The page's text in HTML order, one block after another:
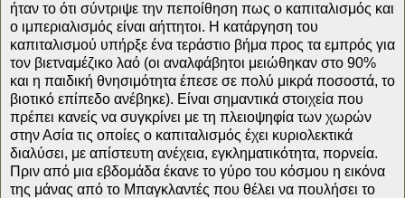
ήταν το ότι σύντριψε την πεποίθηση πως ο καπιταλισμός και
ο ιμπεριαλισμός είναι αήττητοι. Η κατάργηση του
καπιταλισμού υπήρξε ένα τεράστιο βήμα προς τα εμπρός για
τον βιετναμέζικο λαό (οι αναλφάβητοι μειώθηκαν στο 90%
και η παιδική θνησιμότητα έπεσε σε πολύ μικρά ποσοστά, το
βιοτικό επίπεδο ανέβηκε). Είναι σημαντικά στοιχεία που
πρέπει κανείς να συγκρίνει με τη πλειοψηφία των χωρών
στην Ασία τις οποίες ο καπιταλισμός έχει κυριολεκτικά
διαλύσει, με απίστευτη ανέχεια, εγκληματικότητα, πορνεία.
Πριν από μια εβδομάδα έκανε το γύρο του κόσμου η εικόνα
της μάνας από το Μπαγκλαντές που θέλει να πουλήσει το